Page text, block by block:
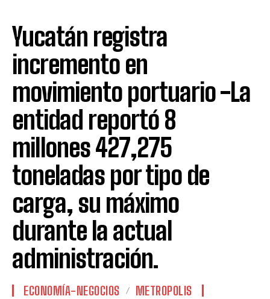
Yucatán registra
incremento en
movimiento portuario -La
entidad reportó 8
millones 427,275
toneladas por tipo de
carga, su máximo
durante la actual
administración.
ECONOMÍA-NEGOCIOS METROPOLIS